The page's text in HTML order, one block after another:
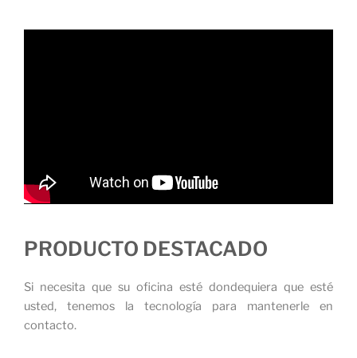
PRODUCTO DESTACADO
Si necesita que su oficina esté dondequiera que esté
usted, tenemos la tecnología para mantenerle en
contacto.